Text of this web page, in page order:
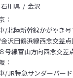
石川県
金沢
：
/北陸新幹線かがやき
沢田鶴浜線西念交差
号線富山方向西念交差
：
/JR特急サンダーバー